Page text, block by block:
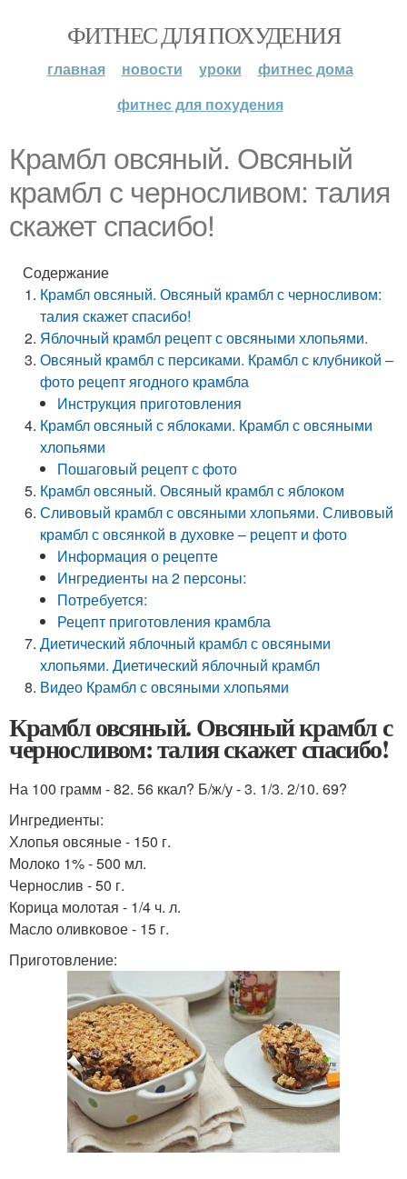
ФИТНЕС ДЛЯ ПОХУДЕНИЯ
главная новости уроки
фитнес дома
фитнес для похудения
Крамбл овсяный. Овсяный
крамбл с черносливом: талия
скажет спасибо!
Содержание
Крамбл овсяный. Овсяный крамбл с черносливом:
талия скажет спасибо!
Яблочный крамбл рецепт с овсяными хлопьями.
Овсяный крамбл с персиками. Крамбл с клубникой –
фото рецепт ягодного крамбла
Инструкция приготовления
Крамбл овсяный с яблоками. Крамбл с овсяными
хлопьями
Пошаговый рецепт с фото
Крамбл овсяный. Овсяный крамбл с яблоком
Сливовый крамбл с овсяными хлопьями. Сливовый
крамбл с овсянкой в духовке – рецепт и фото
Информация о рецепте
Ингредиенты на 2 персоны:
Потребуется:
Рецепт приготовления крамбла
Диетический яблочный крамбл с овсяными
хлопьями. Диетический яблочный крамбл
Видео Крамбл с овсяными хлопьями
Крамбл овсяный. Овсяный крамбл с
черносливом: талия скажет спасибо!
На 100 грамм - 82. 56 ккал? Б/ж/у - 3. 1/3. 2/10. 69?
Ингредиенты:
Хлопья овсяные - 150 г.
Молоко 1% - 500 мл.
Чернослив - 50 г.
Корица молотая - 1/4 ч. л.
Масло оливковое - 15 г.
Приготовление: